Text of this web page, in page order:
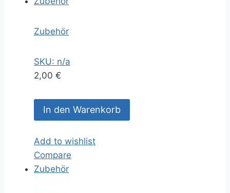
Zubehör
SKU: n/a
2,00 €
In den Warenkorb
Add to wishlist
Compare
Zubehör